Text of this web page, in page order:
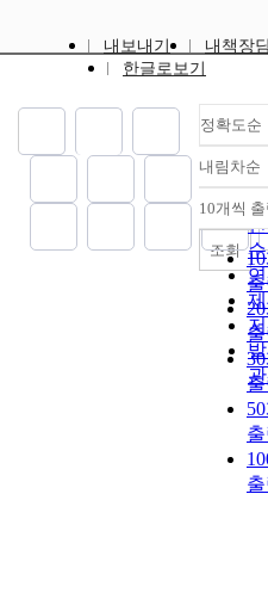
내보내기
내책장
한글로보기
정확도순
순
순
내림차순
10개씩
조회